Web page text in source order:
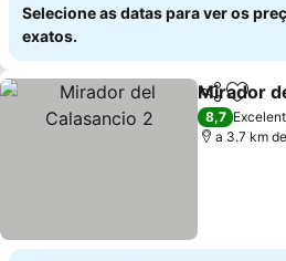
Selecione as datas para ver os
exatos.
Partilhar
Mirador
8,7
a 3.7 km